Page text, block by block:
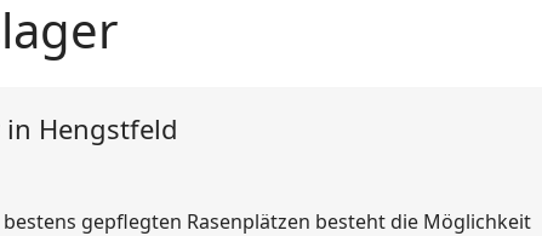
Hengstfeld
gepflegten Rasenplätzen besteht die Möglichkeit